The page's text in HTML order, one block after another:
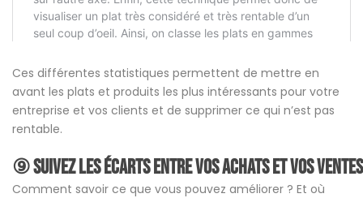
Ces différentes statistiques permettent de mettre en
avant les plats et produits les plus intéressants pour votre
entreprise et vos clients et de supprimer ce qui n’est pas
rentable.
⑨ Suivez lesécartsentre vos achats et vos ventes
Comment savoir ce que vous pouvez améliorer ? Et où